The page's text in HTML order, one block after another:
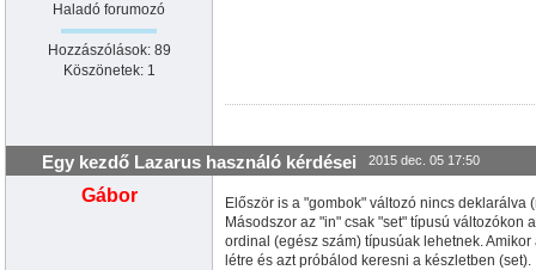
Haladó forumozó
Hozzászólások: 89
Köszönetek: 1
Egy kezdő Lazarus használó kérdései 2015 dec. 05 17:50
Gábor
Először is a "gombok" változó nincs deklarálva
Másodszor az "in" csak "set" típusú változókon
ordinal (egész szám) típusúak lehetnek.
létre és azt próbálod keresni a készletben (set).